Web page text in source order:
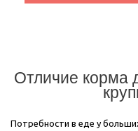
Отличие корма
Потребности в еде у